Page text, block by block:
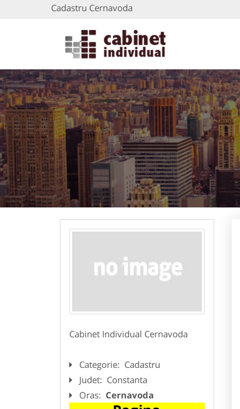
Cadastru Cernavoda
Cabinet Individual Cernavoda
Categorie: Cadastru
Judet: Constanta
Oras: Cernavoda